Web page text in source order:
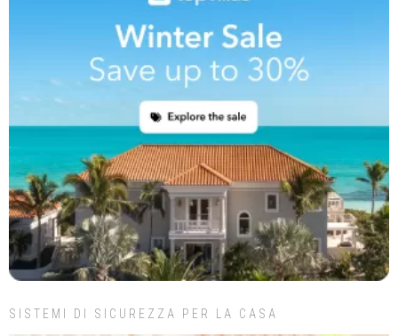
SISTEMI DI SICUREZZA PER LA CASA